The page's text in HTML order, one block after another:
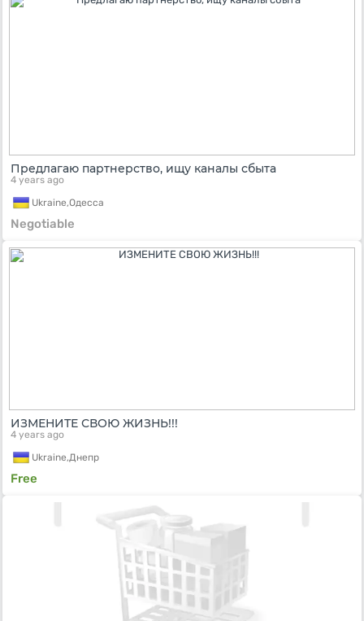
Предлагаю партнерство, ищу каналы сбыта
4 years ago
Ukraine,Одесса
Negotiable
ИЗМЕНИТЕ СВОЮ ЖИЗНЬ!!!
4 years ago
Ukraine,Днепр
Free